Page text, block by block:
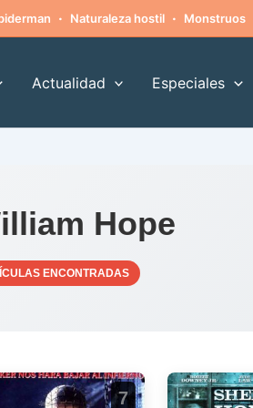
· Naturaleza hostil · Monstruos
Actualidad Especiales
Hope
ENCONTRADAS
7